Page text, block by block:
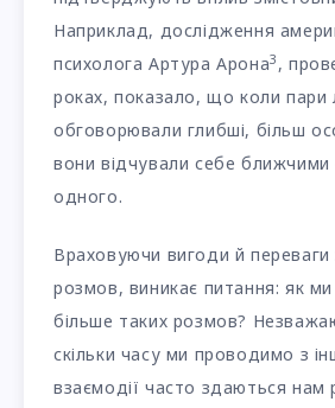
Наприклад, дослідження
психолога Артура Арона3 ,
роках, показало, що коли пари
обговорювали глибші, більш
вони відчували себе
одного.
Враховуючи вигоди й переваги
розмов, виникає питання: як
більше таких розмов?
скільки часу ми проводимо з
взаємодії часто здаються нам